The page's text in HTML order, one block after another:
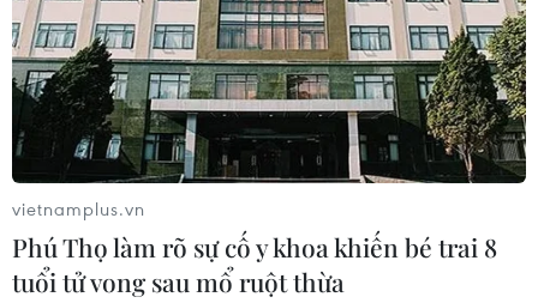
Quản lý thị trường Quảng Bình đã thanh, kiểm tra gần
770 vụ; phát hiện và xử lý hơn 520 vụ vi phạm trong
năm 2023.
Tổng số tiền xử phạt, bán hàng tịch thu, giá trị tang vật
vi phạm là hơn 12 tỷ đồng.
vietnamplus.vn
Phú Thọ làm rõ sự cố y khoa khiến bé trai 8
tuổi tử vong sau mổ ruột thừa